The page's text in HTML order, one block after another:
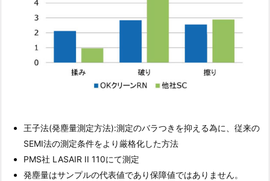
王子法(発塵量測定方法):測定のバラつきを抑える為に、従来の
SEMI法の測定条件をより厳格化した方法
PMS社 LASAIR II 110にて測定
発塵量はサンプルの代表値であり保障値ではありません。